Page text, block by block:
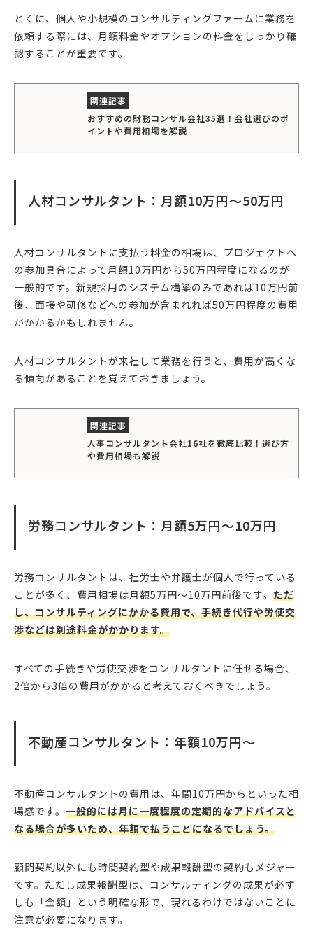
とくに、個人や小規模のコンサルティングファームに業務を
依頼する際には、月額料金やオプションの料金をしっかり確
認することが重要です。
おすすめの財務コンサル会社35選！会社選びのポ
イントや費用相場を解説
人材コンサルタント：月額10万円〜50万円
人材コンサルタントに支払う料金の相場は、プロジェクトへ
の参加具合によって月額10万円から50万円程度になるのが
一般的です。新規採用のシステム構築のみであれば10万円前
後、面接や研修などへの参加が含まれれば50万円程度の費用
がかかるかもしれません。
人材コンサルタントが来社して業務を行うと、費用が高くな
る傾向があることを覚えておきましょう。
人事コンサルタント会社16社を徹底比較！選び方
や費用相場も解説
労務コンサルタント：月額5万円〜10万円
労務コンサルタントは、社労士や弁護士が個人で行っている
ことが多く、費用相場は月額5万円〜10万円前後です。 ただ
し、コンサルティングにかかる費用で、手続き代行や労使交
渉などは別途料金がかかります。
すべての手続きや労使交渉をコンサルタントに任せる場合、
2倍から3倍の費用がかかると考えておくべきでしょう。
不動産コンサルタント：年額10万円〜
不動産コンサルタントの費用は、年間10万円からといった相
場感です。 一般的には月に一度程度の定期的なアドバイスと
なる場合が多いため、年額で払うことになるでしょう。
顧問契約以外にも時間契約型や成果報酬型の契約もメジャー
です。ただし成果報酬型は、コンサルティングの成果が必ず
しも「金額」という明確な形で、現れるわけではないことに
注意が必要になります。